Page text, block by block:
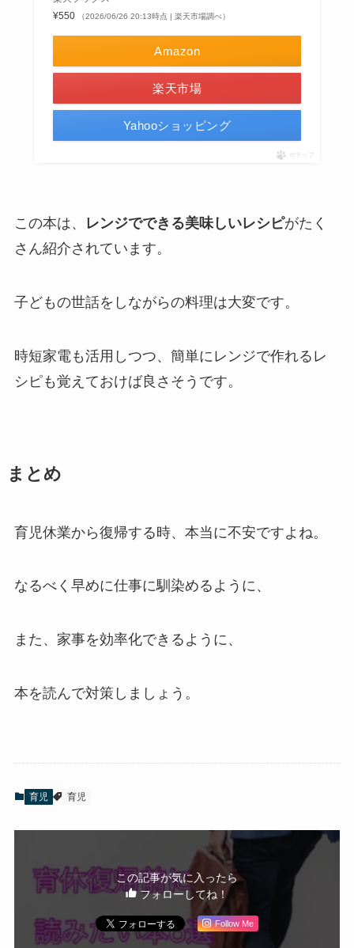
¥550
（2026/06/26 20:13時点 | 楽天市場調べ）
Amazon
楽天市場
Yahooショッピング
ポチップ
この本は、 レンジでできる美味しいレシピがたく
さん紹介されています。
子どもの世話をしながらの料理は大変です。
時短家電も活用しつつ、簡単にレンジで作れるレ
シピも覚えておけば良さそうです。
まとめ
育児休業から復帰する時、本当に不安ですよね。
なるべく早めに仕事に馴染めるように、
また、家事を効率化できるように、
本を読んで対策しましょう。
育児 育児
この記事が気に入ったら
フォローしてね！
Follow Me